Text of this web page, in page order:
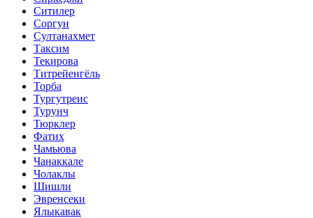
Ситилер
Соргун
Султанахмет
Таксим
Текирова
Титрейенгёль
Торба
Тургутреис
Турунч
Тюрклер
Фатих
Чамьюва
Чанаккале
Чолаклы
Шишли
Эвренсеки
Ялыкавак